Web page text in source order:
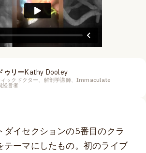
ゥリーKathy Dooley
ィックドクター、解剖学講師、Immaculate
営者
ダイセクションの5番目のクラ
テーマにしたもの。初のライブ